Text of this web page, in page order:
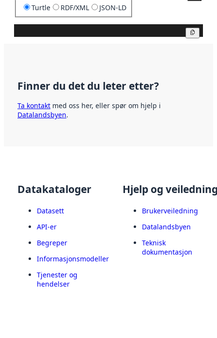
Turtle RDF/XML JSON-LD
Finner du det du leter etter?
Ta kontakt med oss her, eller spør om hjelp i
Datalandsbyen.
Datakataloger
Datasett
API-er
Begreper
Informasjonsmodeller
Tjenester og
hendelser
Hjelp og
Brukerveiledning
Datalandsbyen
Teknisk
dokumentasjon